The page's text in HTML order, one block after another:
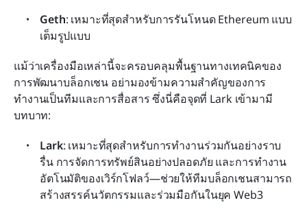
Geth: เหมาะที่สุดสำหรับการรันโหนด Ethereum แบบ
เต็มรูปแบบ
แม้ว่าเครื่องมือเหล่านี้จะครอบคลุมพื้นฐานทางเทคนิคของ
การพัฒนาบล็อกเชน อย่ามองข้ามความสำคัญของการ
ทำงานเป็นทีมและการสื่อสาร ซึ่งนี่คือจุดที่ Lark เข้ามามี
บทบาท:
Lark: เหมาะที่สุดสำหรับการทำงานร่วมกันอย่างราบ
รื่น การจัดการทรัพย์สินอย่างปลอดภัย และการทำงาน
อัตโนมัติของเวิร์กโฟลว์—ช่วยให้ทีมบล็อกเชนสามารถ
สร้างสรรค์นวัตกรรมและร่วมมือกันในยุค Web3